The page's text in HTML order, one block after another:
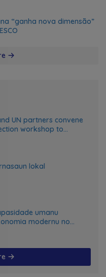
“ganha nova dimensão”
UN partners convene
workshop to
lokal
umanu
modernu no